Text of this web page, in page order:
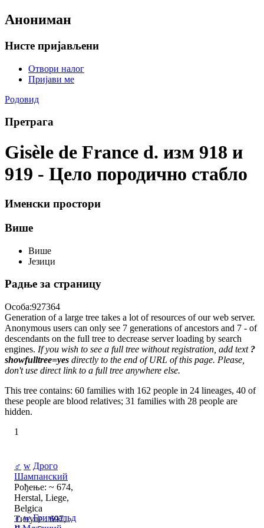
Анониман
Нисте пријављени
Отвори налог
Пријави ме
Родовид
Претрага
Gisèle de France d. изм 918 и
919 - Цело породично стабло
Именски простори
Више
Више
Језици
Радње за страницу
Особа:927364
Generation of a large tree takes a lot of resources of our web server.
Anonymous users can only see 7 generations of ancestors and 7 - of
descendants on the full tree to decrease server loading by search
engines. If you wish to see a full tree without registration, add text ?
showfulltree=yes directly to the end of URL of this page. Please,
don't use direct link to a full tree anywhere else.
This tree contains: 60 families with 162 people in 24 lineages, 40 of
these people are blood relatives; 31 families with 28 people are
hidden.
1
♂ w Дрого
Шампанский
Рођење: ~ 674,
Herstal, Liege,
Belgica
Титуле : 697,
♂ w Гримоальд